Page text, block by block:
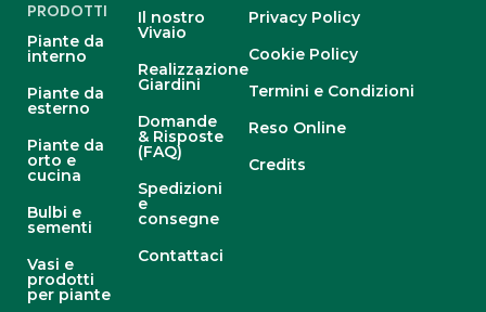
PRODOTTI
Piante da
interno
Piante da
esterno
Piante da
orto e
cucina
Bulbi e
sementi
Vasi e
prodotti
per piante
Il nostro
Vivaio
Realizzazione
Giardini
Domande
& Risposte
(FAQ)
Spedizioni
e
consegne
Contattaci
Privacy Policy
Cookie Policy
Termini e Condizioni
Reso Online
Credits